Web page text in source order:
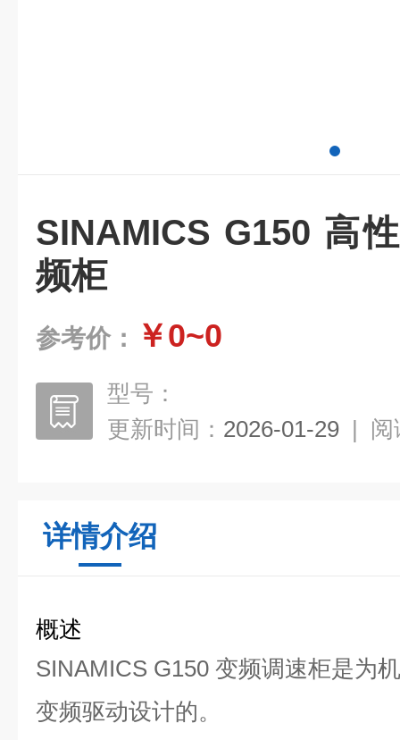
SINAMICS G150 高
频柜
参考价： ￥0~0
型号：
更新时间： 2026-01-29 | 阅
详情介绍
概述
SINAMICS G150 变频调速柜是为
变频驱动设计的。